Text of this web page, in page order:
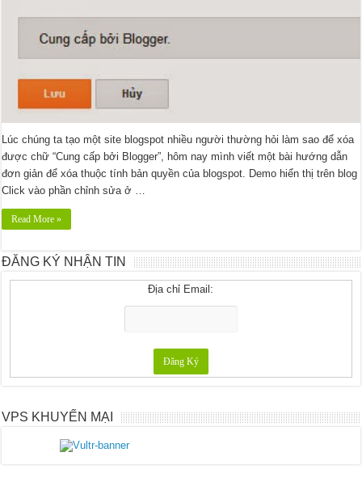
Lúc chúng ta tạo một site blogspot nhiều người thường hỏi làm sao để xóa
được chữ “Cung cấp bởi Blogger”, hôm nay mình viết một bài hướng dẫn
đơn giản để xóa thuộc tính bản quyền của blogspot. Demo hiển thị trên blog
Click vào phần chỉnh sửa ở …
Read More »
ĐĂNG KÝ NHẬN TIN
Địa chỉ Email:
VPS KHUYẾN MẠI